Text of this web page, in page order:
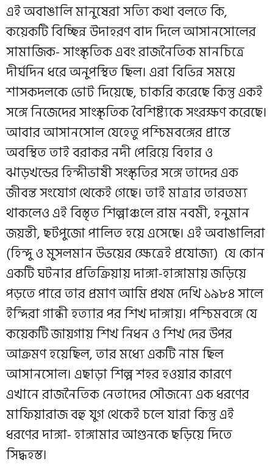
এই অবাঙালি মানুষেরা সত্যি কথা বলতে কি,
কয়েকটি বিচ্ছিন্ন উদাহরণ বাদ দিলে আসানসোলের
সামাজিক- সাংস্কৃতিক এবং রাজনৈতিক মানচিত্রে
দীর্ঘদিন ধরে অনুপস্থিত ছিল। এরা বিভিন্ন সময়ে
শাসকদলকে ভোট দিয়েছে, চাকরি করেছে কিন্তু একই
সঙ্গে নিজেদের সাংস্কৃতিক বৈশিষ্ট্যকে সংরক্ষণ করেছে।
আবার আসানসোল যেহেতু পশ্চিমবঙ্গের প্রান্তে
অবস্থিত তাই বরাকর নদী পেরিয়ে বিহার ও
ঝাড়খন্ডের হিন্দীভাষী সংস্কৃতির সঙ্গে তাদের এক
জীবন্ত সংযোগ থেকেই গেছে। তাই মাত্রার তারতম্য
থাকলেও এই বিস্তৃত শিল্পাঞ্চলে রাম নবমী, হনুমান
জয়ন্তী, ছটপুজো পালিত হয়ে এসেছে। এই অবাঙালিরা
(হিন্দু ও মুসলমান উভয়ের ক্ষেত্রেই প্রযোজ্য) যে কোন
একটি ঘটনার প্রতিক্রিয়ায় দাঙ্গা-হাঙ্গামায় জড়িয়ে
পড়তে পারে তার প্রমাণ আমি প্রথম দেখি ১৯৮৪ সালে
ইন্দিরা গান্ধী হত্যার পর শিখ দাঙ্গায়। পশ্চিমবঙ্গে যে
কয়েকটি জায়গায় শিখ নিধন ও শিখ দের উপর
আক্রমণ হয়েছিল, তার মধ্যে একটি নাম ছিল
আসানসোল। এছাড়া শিল্প শহর হওয়ার কারণে
এখানে রাজনৈতিক নেতাদের সৌজন্যে এক ধরণের
মাফিয়ারাজ বহু যুগ থেকেই চলে যারা কিন্তু এই
ধরণের দাঙ্গা- হাঙ্গামার আগুনকে ছড়িয়ে দিতে
সিদ্ধহস্ত।